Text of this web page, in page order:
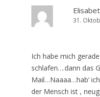
31.
Ich habe mich
schlafen….dann das
Mail…Naaaa…hab‘
der Mensch ist ,